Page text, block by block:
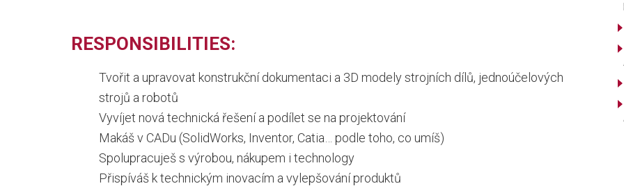
RESPONSIBILITIES:
Tvořit a upravovat konstrukční dokumentaci a 3D modely strojních dílů, jednoúčelových
strojů a robotů
Vyvíjet nová technická řešení a podílet se na projektování
Makáš v CADu (SolidWorks, Inventor, Catia… podle toho, co umíš)
Spolupracuješ s výrobou, nákupem i technology
Přispíváš k technickým inovacím a vylepšování produktů